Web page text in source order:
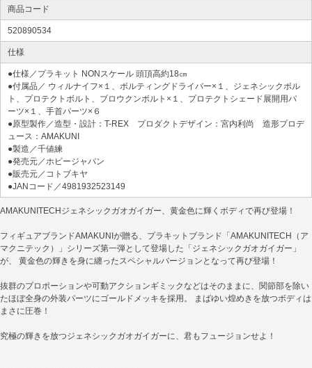
商品コード
520890534
仕様
●仕様／プラキット NONスケール 頭頂高約18㎝
●付属品／ ウィルナイフ×１、ボルティングドライバー×１、ジェネシックボル
ト、プロテクトボルト、ブロウクンボルト×１、プロテクトシェード展開用パ
ーツ×１、手首パーツ×６
●原型製作／造型・設計：T-REX プロダクトデザイン：宮内利尚 造形プロデ
ュース：AMAKUNI
●製造／千値練
●発売元／ホビージャパン
●販売元／コトブキヤ
●JANコード／4981932523149
AMAKUNITECHジェネシックガオガイガー、黄金色に輝くボディで再び登場！
フィギュアブランドAMAKUNIが贈る、プラキットブランド「AMAKUNITECH（ア
マクニテック）」シリーズ第一弾として登場した「ジェネシックガオガイガー」
が、 黄金色の輝きを身に纏ったスペシャルバージョンとなって再び登場！
抜群のプロポーションや可動アクションギミックなどはそのままに、関節部を除い
たほぼ全身の外装パーツにゴールドメッキを採用。 まばゆい煌めきを放つボディは
まさに圧巻！
究極の輝きを放つジェネシックガオガイガーに、君もフュージョンせよ！